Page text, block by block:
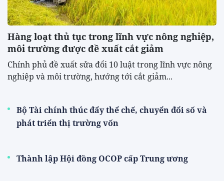
Hàng loạt thủ tục trong lĩnh vực nông nghiệp,
môi trường được đề xuất cắt giảm
Chính phủ đề xuất sửa đổi 10 luật trong lĩnh vực nông
nghiệp và môi trường, hướng tới cắt giảm...
Bộ Tài chính thúc đẩy thể chế, chuyển đổi số và
phát triển thị trường vốn
Thành lập Hội đồng OCOP cấp Trung ương